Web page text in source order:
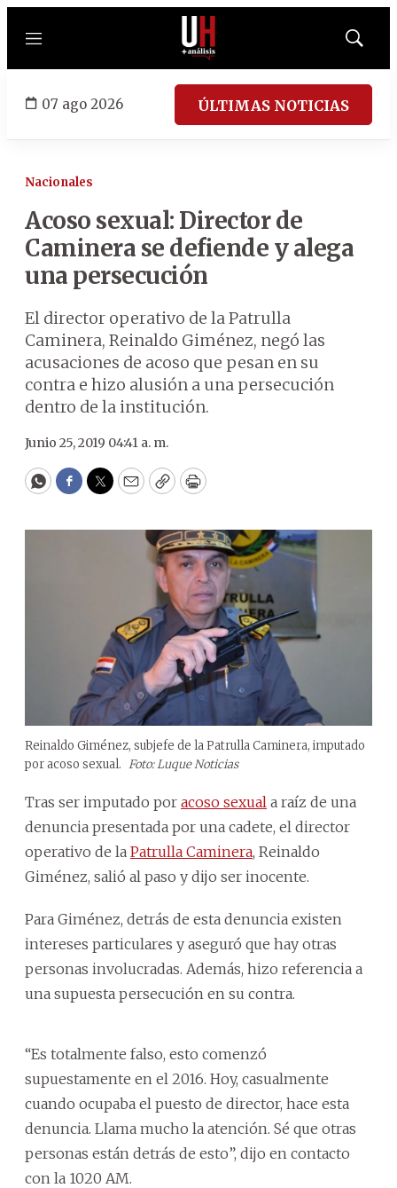
Menú
Mostrar
07 ago 2026 ÚLTIMAS NOTICIAS
Nacionales
Acoso sexual: Director de
Caminera se defiende y alega
una persecución
El director operativo de la Patrulla
Caminera, Reinaldo Giménez, negó las
acusaciones de acoso que pesan en su
contra e hizo alusión a una persecución
dentro de la institución.
Junio 25, 2019 04:41 a. m.
WhatsApp
Facebook
Twitter
EmailCopyPrint
Reinaldo Giménez, subjefe de la Patrulla Caminera, imputado
por acoso sexual. Foto: Luque Noticias
Tras ser imputado por acoso sexual a raíz de una
denuncia presentada por una cadete, el director
operativo de la Patrulla Caminera, Reinaldo
Giménez, salió al paso y dijo ser inocente.
Para Giménez, detrás de esta denuncia existen
intereses particulares y aseguró que hay otras
personas involucradas. Además, hizo referencia a
una supuesta persecución en su contra.
“Es totalmente falso, esto comenzó
supuestamente en el 2016. Hoy, casualmente
cuando ocupaba el puesto de director, hace esta
denuncia. Llama mucho la atención. Sé que otras
personas están detrás de esto”, dijo en contacto
con la 1020 AM.